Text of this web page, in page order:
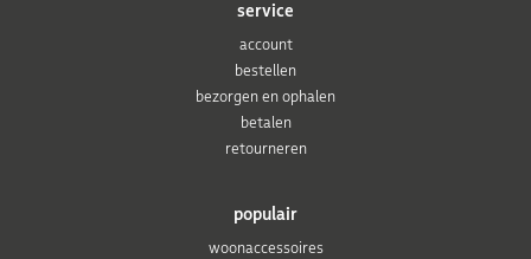
populair
woonaccessoires
service
account
bestellen
bezorgen en ophalen
betalen
retourneren